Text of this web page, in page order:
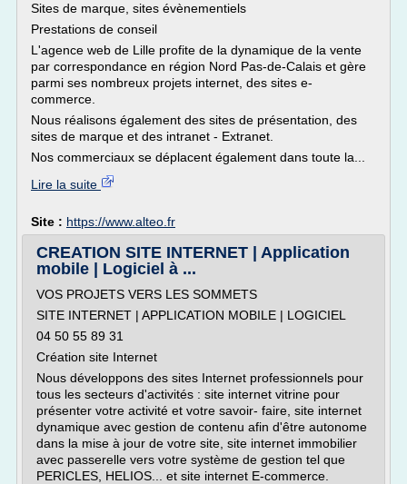
Sites de marque, sites évènementiels
Prestations de conseil
L'agence web de Lille profite de la dynamique de la vente
par correspondance en région Nord Pas-de-Calais et gère
parmi ses nombreux projets internet, des sites e-
commerce.
Nous réalisons également des sites de présentation, des
sites de marque et des intranet - Extranet.
Nos commerciaux se déplacent également dans toute la...
Lire la suite
Site : https://www.alteo.fr
CREATION SITE INTERNET | Application
mobile | Logiciel à ...
VOS PROJETS VERS LES SOMMETS
SITE INTERNET | APPLICATION MOBILE | LOGICIEL
04 50 55 89 31
Création site Internet
Nous développons des sites Internet professionnels pour
tous les secteurs d'activités : site internet vitrine pour
présenter votre activité et votre savoir- faire, site internet
dynamique avec gestion de contenu afin d'être autonome
dans la mise à jour de votre site, site internet immobilier
avec passerelle vers votre système de gestion tel que
PERICLES, HELIOS... et site internet E-commerce.